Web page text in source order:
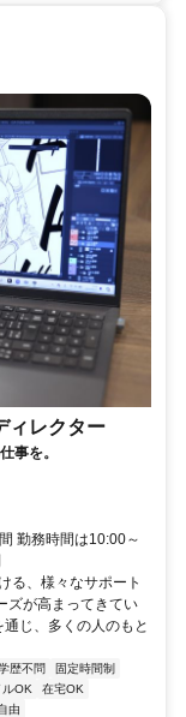
ィレクター
事を。
勤務時間は10:00～
る、様々なサポート
ズが高まってきてい
じ、多くの人のもと
歴不問
固定時間制
ルOK
在宅OK
由